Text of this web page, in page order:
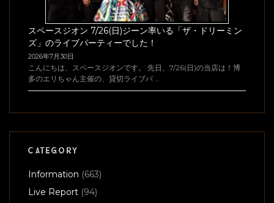
スペースジオン 7/26(日)ジーン率いる「ザ・ドリーミン
ズ」のライブパーティーでした！
2026年7月30日
こんにちは、スペースジオンです。 先日、7/26(日)の当店は！博
多のエリちゃん主催の、貸切ライブパ …
CATEGORY
Information (663)
Live Report (94)